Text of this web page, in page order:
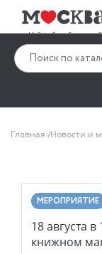
Главная Новости и
МЕРОПРИЯТИЕ
18 августа
книжном